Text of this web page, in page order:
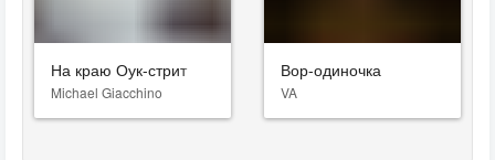
На краю Оук-стрит
Michael Giacchino
Вор-одиночка
VA